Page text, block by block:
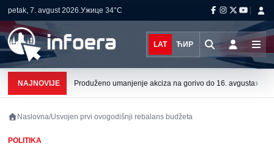
petak, 7. avgust 2026.Ужице 34°C
LAT ЋИР
NAJNOVIJE Produženo umanjenje akciza na gorivo do 16. avgusta›
Naslovna/Usvojen prvi ovogodišnji rebalans budžeta
POLITIKA